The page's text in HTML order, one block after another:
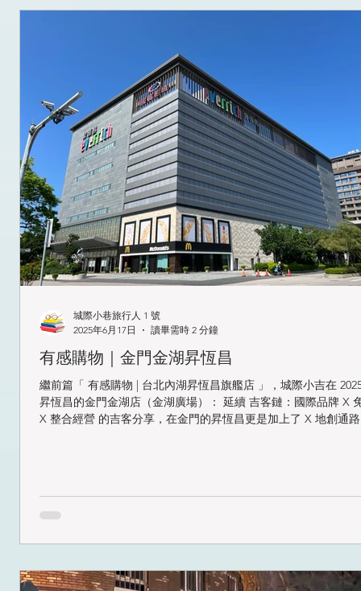
有感購物｜金門金湖昇恆昌
繼前篇「 有感購物 | 台北內湖昇恆昌旗艦店 」，城際小吉在
昇恆昌的金門金湖店（金湖廣場）： 延續 吉客鏈：國際品牌 X 免稅購物
X 整合經營 的吉客分享，在金門的昇恆昌更是加上了 X 地創通路 X 離島經
城際小巷旅行人 1 號
2025年6月17日
讀畢需時 2 分鐘